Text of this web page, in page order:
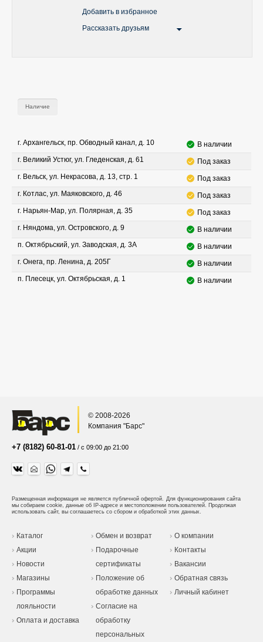
Добавить в избранное
Рассказать друзьям
Наличие
г. Архангельск, пр. Обводный канал, д. 10
В наличии
г. Великий Устюг, ул. Гледенская, д. 61
Под заказ
г. Вельск, ул. Некрасова, д. 13, стр. 1
Под заказ
г. Котлас, ул. Маяковского, д. 46
Под заказ
г. Нарьян-Мар, ул. Полярная, д. 35
Под заказ
г. Няндома, ул. Островского, д. 9
В наличии
п. Октябрьский, ул. Заводская, д. 3А
В наличии
г. Онега, пр. Ленина, д. 205Г
В наличии
п. Плесецк, ул. Октябрьская, д. 1
В наличии
© 2008-2026
Компания "Барс"
+7 (8182) 60-81-01 / с 09:00 до 21:00
Размещенная информация не является публичной офертой. Для функционирования сайта
мы собираем cookie, данные об IP-адресе и местоположении пользователей. Продолжая
использовать сайт, вы соглашаетесь со сбором и обработкой этих данных.
Каталог
Акции
Новости
Магазины
Программы
лояльности
Оплата и доставка
Обмен и возврат
Подарочные
сертификаты
Положение об
обработке данных
Согласие на
обработку
персональных
О компании
Контакты
Вакансии
Обратная связь
Личный кабинет